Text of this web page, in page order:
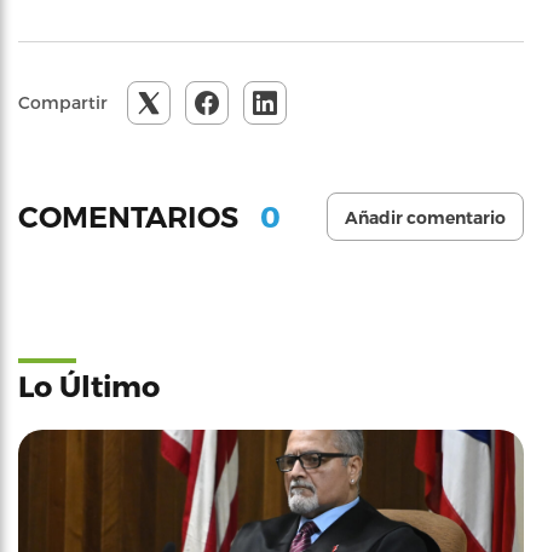
Compartir
COMENTARIOS 0 Añadir comentario
Lo Último